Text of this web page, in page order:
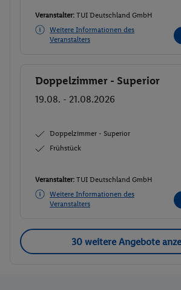
Veranstalter: TUI Deutschland GmbH
Weitere Informationen des
Veranstalters
Buchen
Doppelzimmer - Superior
19.08. - 21.08.2026
Doppelzimmer - Superior
Frühstück
Veranstalter: TUI Deutschland GmbH
Weitere Informationen des
Veranstalters
30 weitere Angebote